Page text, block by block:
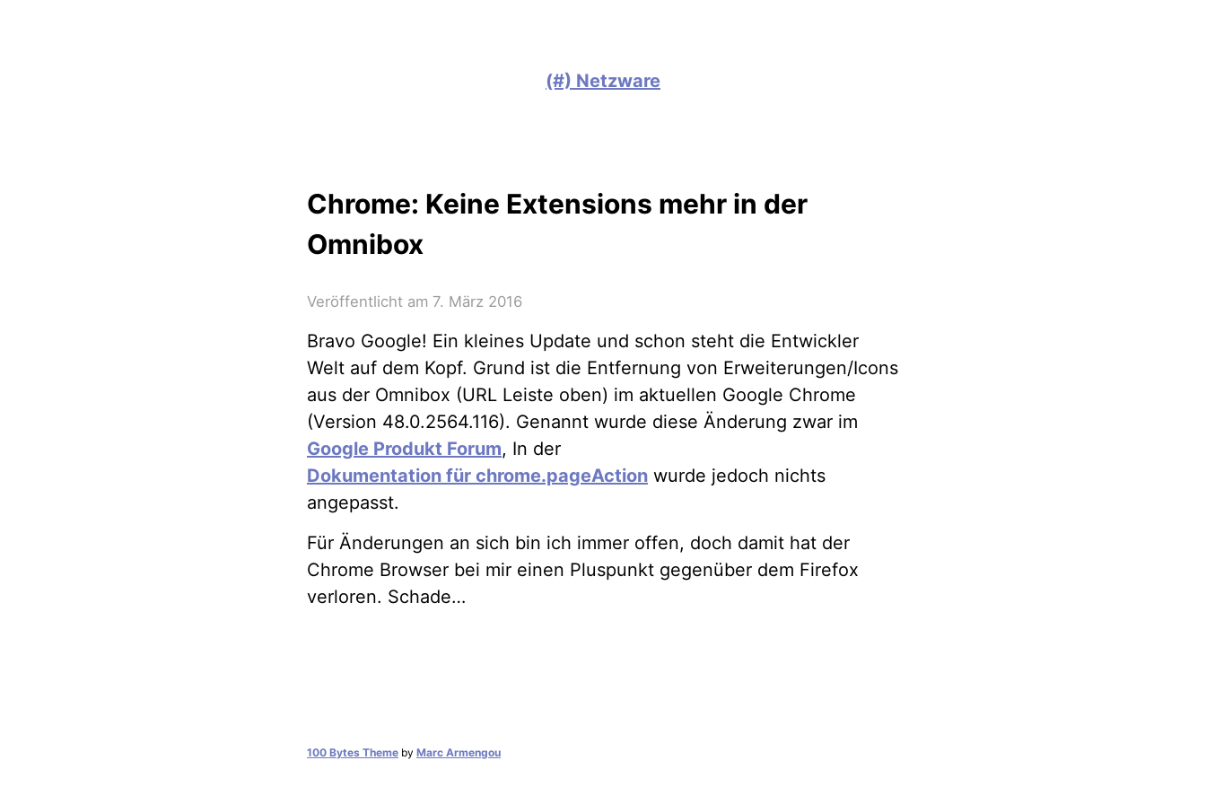
(#) Netzware
Chrome: Keine Extensions mehr in der
Omnibox
Veröffentlicht am 7. März 2016
Bravo Google! Ein kleines Update und schon steht die Entwickler
Welt auf dem Kopf. Grund ist die Entfernung von Erweiterungen/Icons
aus der Omnibox (URL Leiste oben) im aktuellen Google Chrome
(Version 48.0.2564.116). Genannt wurde diese Änderung zwar im
Google Produkt Forum, In der
Dokumentation für chrome.pageAction wurde jedoch nichts
angepasst.
Für Änderungen an sich bin ich immer offen, doch damit hat der
Chrome Browser bei mir einen Pluspunkt gegenüber dem Firefox
verloren. Schade…
100 Bytes Theme by Marc Armengou